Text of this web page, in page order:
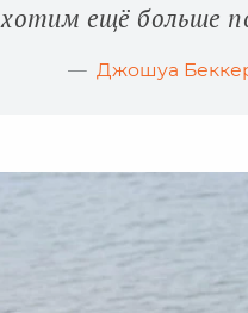
хотим ещё больше
Джошуа